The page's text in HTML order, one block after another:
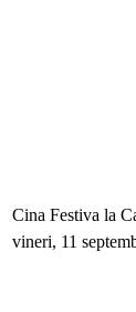
Cina Festiva la
vineri, 11